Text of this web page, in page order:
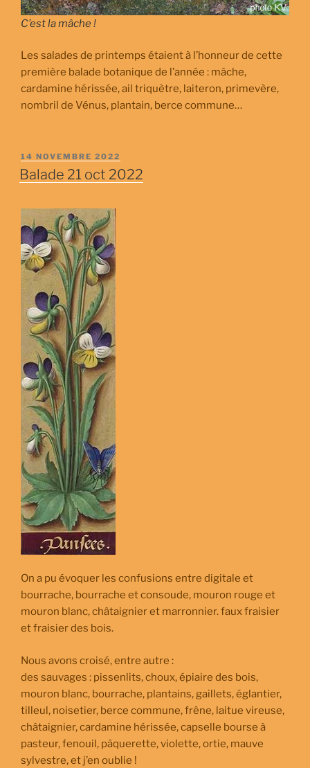
C’est la mâche !
Les salades de printemps étaient à l’honneur de cette
première balade botanique de l’année : mâche,
cardamine hérissée, ail triquètre, laiteron, primevère,
nombril de Vénus, plantain, berce commune…
PUBLIÉ
LE
14 NOVEMBRE 2022
Balade 21 oct 2022
On a pu évoquer les confusions entre digitale et
bourrache, bourrache et consoude, mouron rouge et
mouron blanc, châtaignier et marronnier. faux fraisier
et fraisier des bois.
Nous avons croisé, entre autre :
des sauvages : pissenlits, choux, épiaire des bois,
mouron blanc, bourrache, plantains, gaillets, églantier,
tilleul, noisetier, berce commune, frêne, laitue vireuse,
châtaignier, cardamine hérissée, capselle bourse à
pasteur, fenouil, pâquerette, violette, ortie, mauve
sylvestre, et j’en oublie !